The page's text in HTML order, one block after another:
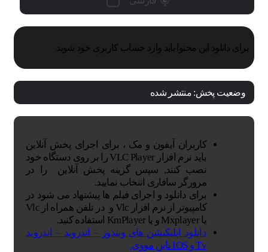
برای دانلود این محتوا باید وارد حساب کاربری خود شوید
وضعیت پخش: منتشر شده
کاربران آیفون و مک ، برای اجرای پخش آنلاین
باید نرم افزار VLC Player را بر روی دستگاه خود
نصب کنند, سپس گزینه پخش آنلاین را در
مرورگر سافاری انتخاب نمایید.
برای دانلود و اجرای فیلم ها پیشنهاد می شود در
کامپیوتر از نرم افزار Vlc و در تلفن همراه از Vlc
یا Mxplayer و یا KmPlayer استفاده کنید.
دانلود اپلیکیشن های ویندوز – اندروید – اندروید
Tv و IOS ناین مووی.